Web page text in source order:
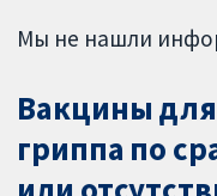
Мы не нашли
Вакцины
гриппа по